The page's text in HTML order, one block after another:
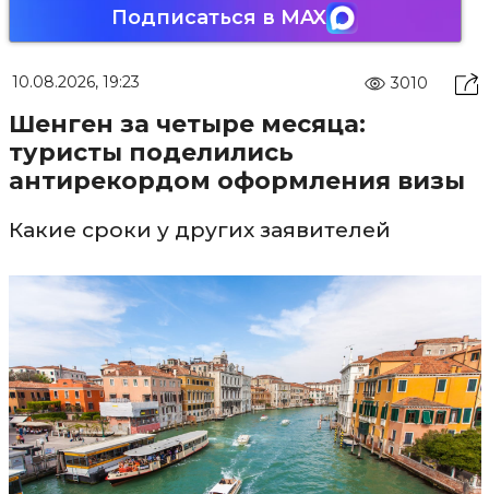
Подписаться в MAX
10.08.2026, 19:23 3010
Шенген за четыре месяца:
туристы поделились
антирекордом оформления визы
Какие сроки у других заявителей